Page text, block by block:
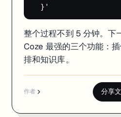
整个过程不到 5 分钟。下
Coze 最强的三个功能：
排和知识库。
作者 分享